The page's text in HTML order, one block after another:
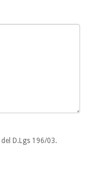
D.Lgs 196/03.